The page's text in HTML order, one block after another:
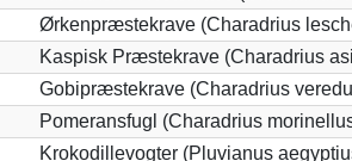
Ørkenpræstekrave (Charadrius
Kaspisk Præstekrave (Charadrius
Gobipræstekrave (Charadrius
Pomeransfugl (Charadrius
Krokodillevogter (Pluvianus